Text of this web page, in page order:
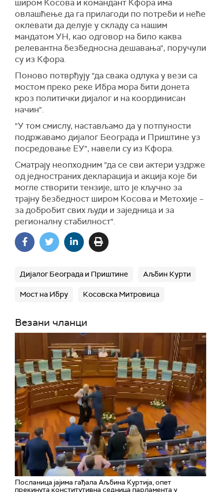
широм Косова и командант Кфора има
овлашћење да га прилагоди по потреби и неће
оклевати да делује у складу са нашим
мандатом УН, као одговор на било каква
релевантна безбедносна дешавања", поручули
су из Кфора.
Поново потврђују "да свака одлука у вези са
мостом преко реке Ибра мора бити донета
кроз политички дијалог и на координисан
начин".
"У том смислу, настављамо да у потпуности
подржавамо дијалог Београда и Приштине уз
посредовање ЕУ", навели су из Кфора.
Сматрају неопходним "да се сви актери уздрже
од једностраних декларација и акција које би
могле створити тензије, што је кључно за
трајну безбедност широм Косова и Метохије –
за добробит свих људи и заједница и за
регионалну стабилност".
Дијалог Београда и Приштине Аљбин Курти
Мост на Ибру Косовска Митровица
Везани чланци
Посланица јајима гађала Аљбина Куртија, опет
прекинута конститутивна седница парламента у